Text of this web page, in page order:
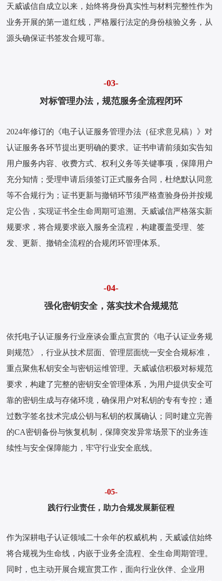
天威诚信自成立以来，始终将身份真实性与材料完整性作为
业务开展的第一道红线，严格履行法定的身份核验义务，从
源头确保证书签发合规可靠。
-03-
对标管理办法，规范服务全流程闭环
2024年修订的《电子认证服务管理办法（征求意见稿）》对
认证服务各环节提出更明确的要求。证书申请前须如实告知
用户服务内容、收费方式、权利义务等关键事项，保障用户
充分知情；受理申请后须签订正式服务合同，杜绝默认同意
等不合规行为；证书更新与撤销环节须严格查验身份并按规
定公告，实现证书全生命周期可追溯。天威诚信严格落实新
规要求，将合规要求嵌入服务全流程，构建覆盖受理、签
发、更新、撤销全流程的合规闭环管理体系。
-04-
强化密钥安全，落实技术合规规范
依托电子认证服务行业座谈会重点宣贯的《电子认证业务规
则规范》，行业从技术层面、管理层面统一安全合规标准，
重点聚焦私钥安全与密钥运维管理。天威诚信积极对标规范
要求，构建了完整的密钥安全管理体系，为用户提供安全可
靠的密钥生成与存储环境，确保用户对私钥的专有专控；通
过数字签名技术完成公钥与私钥的权属确认；同时建立完善
的CA密钥备份与恢复机制，保障突发异常场景下的业务连
续性与安全保障能力，牢守行业安全底线。
-05-
践行行业责任，助力合规发展新征程
作为深耕电子认证领域二十余年的权威机构，天威诚信始终
将合规视为生命线，内嵌于业务全流程、全生命周期管理。
同时，也主动开展合规宣贯工作，面向行业伙伴、企业用